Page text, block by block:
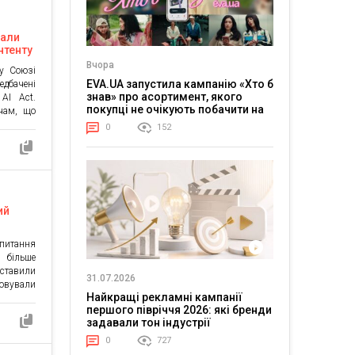
Союзі
AI Act.
що
—
змогу
та
певне
Вчора
EVA.UA запустила кампанію «Хто б
знав» про асортимент, якого
покупці не очікують побачити на
платформі
0 152
31.07.2026
Найкращі рекламні кампанії
першого півріччя 2026: які бренди
задавали тон індустрії
0 727